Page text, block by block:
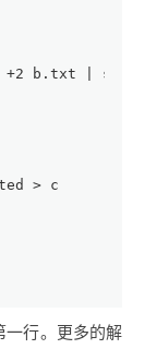
+2 b.txt |
> c
一行。更多的解